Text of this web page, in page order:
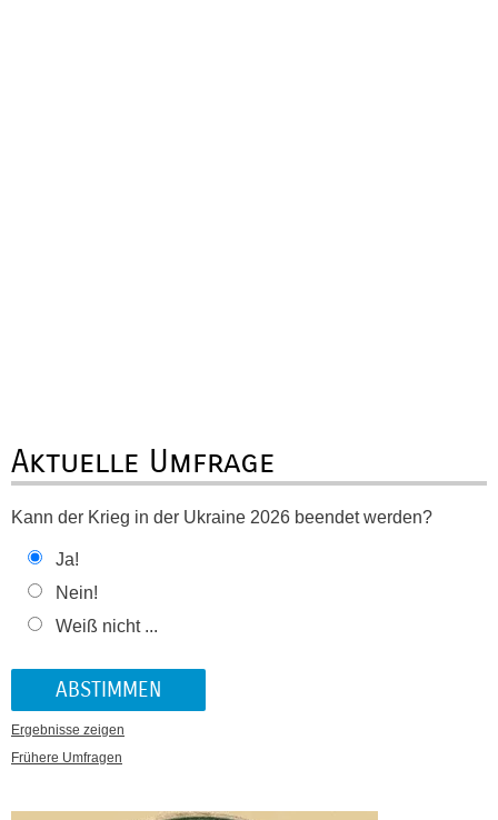
Aktuelle Umfrage
Kann der Krieg in der Ukraine 2026 beendet werden?
Ja!
Nein!
Weiß nicht ...
Ergebnisse zeigen
Frühere Umfragen